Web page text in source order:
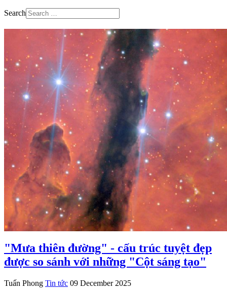
Search
"Mưa thiên đường" - cấu trúc tuyệt đẹp
được so sánh với những "Cột sáng tạo"
Tuấn Phong Tin tức 09 December 2025